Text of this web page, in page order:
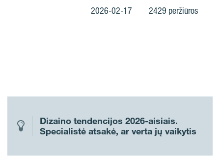
2026-02-17 2429 peržiūros
Dizaino tendencijos 2026-aisiais.
Specialistė atsakė, ar verta jų vaikytis